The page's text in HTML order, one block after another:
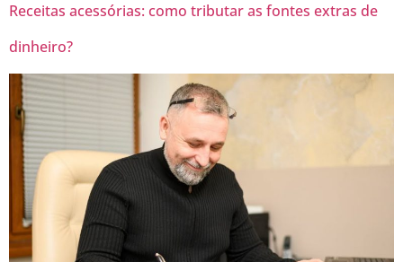
Receitas acessórias: como tributar as fontes extras de
dinheiro?